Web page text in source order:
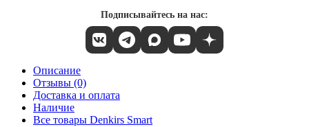
Подписывайтесь на нас:
Описание
Отзывы (0)
Доставка и оплата
Наличие
Все товары Denkirs Smart